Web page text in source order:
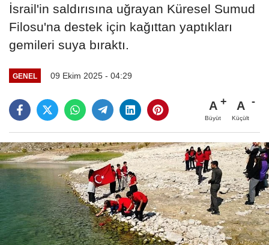
İsrail'in saldırısına uğrayan Küresel Sumud
Filosu'na destek için kağıttan yaptıkları
gemileri suya bıraktı.
GENEL 09 Ekim 2025 - 04:29
A
Büyüt
A
Küçült